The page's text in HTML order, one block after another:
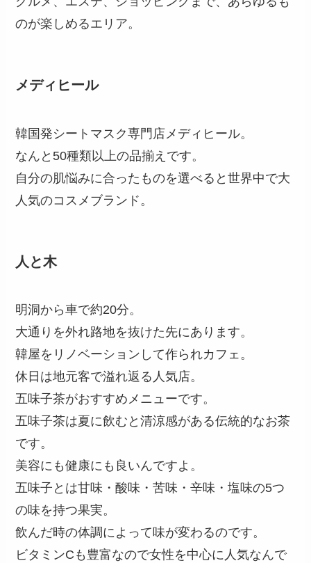
のが楽しめるエリア。
メディヒール
韓国発シートマスク専門店メディヒール。
なんと50種類以上の品揃えです。
自分の肌悩みに合ったものを選べると世界中で大
人気のコスメブランド。
人と木
明洞から車で約20分。
大通りを外れ路地を抜けた先にあります。
韓屋をリノベーションして作られカフェ。
休日は地元客で溢れ返る人気店。
五味子茶がおすすめメニューです。
五味子茶は夏に飲むと清涼感がある伝統的なお茶
です。
美容にも健康にも良いんですよ。
五味子とは甘味・酸味・苦味・辛味・塩味の5つ
の味を持つ果実。
飲んだ時の体調によって味が変わるのです。
ビタミンCも豊富なので女性を中心に人気なんで